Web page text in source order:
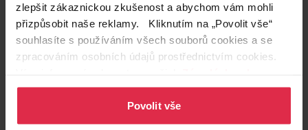
zlepšit zákaznickou zkušenost a abychom vám mohli
přizpůsobit naše reklamy. Kliknutím na „Povolit vše“
souhlasíte s používáním všech souborů cookies a se
zpracováním osobních údajů prostřednictvím cookies.
osobních údajů.
Povolit vše
Podobné produkty